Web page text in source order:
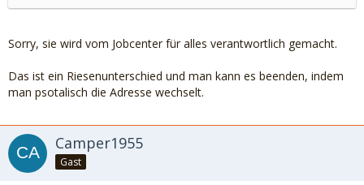
Sorry, sie wird vom Jobcenter für alles verantwortlich gemacht.
Das ist ein Riesenunterschied und man kann es beenden, indem
man psotalisch die Adresse wechselt.
Camper1955
Gast